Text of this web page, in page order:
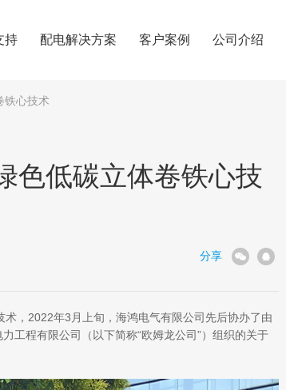
持 配电解决方案 客户案例 公司介绍
铁心技术
色低碳立体卷铁心技
分享
，2022年3月上旬，海鸿电气有限公司先后协办了由
工程有限公司（以下简称“欧姆龙公司”）组织的关于